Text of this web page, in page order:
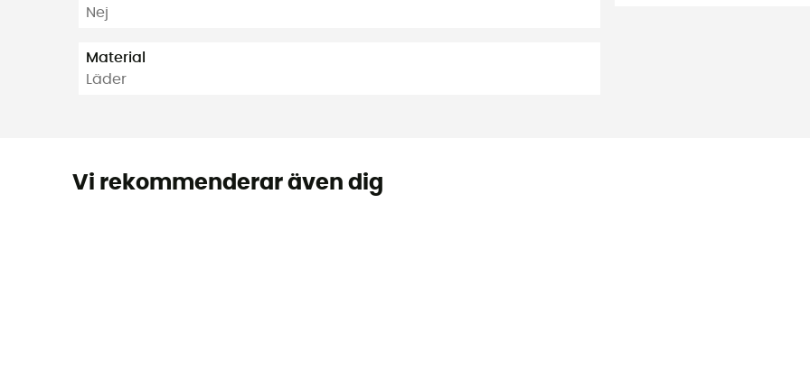
Nej
Material
Läder
Vi rekommenderar även dig